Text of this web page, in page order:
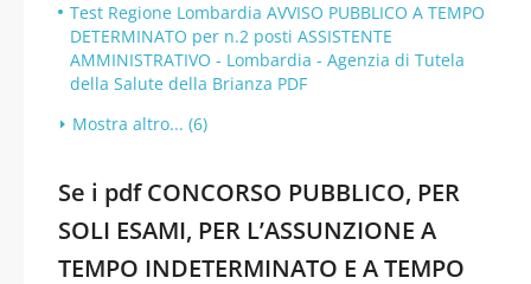
Test Regione Lombardia AVVISO PUBBLICO A TEMPO
DETERMINATO per n.2 posti ASSISTENTE
AMMINISTRATIVO - Lombardia - Agenzia di Tutela
della Salute della Brianza PDF
Mostra altro... (6)
Se i pdf CONCORSO PUBBLICO, PER
SOLI ESAMI, PER L’ASSUNZIONE A
TEMPO INDETERMINATO E A TEMPO